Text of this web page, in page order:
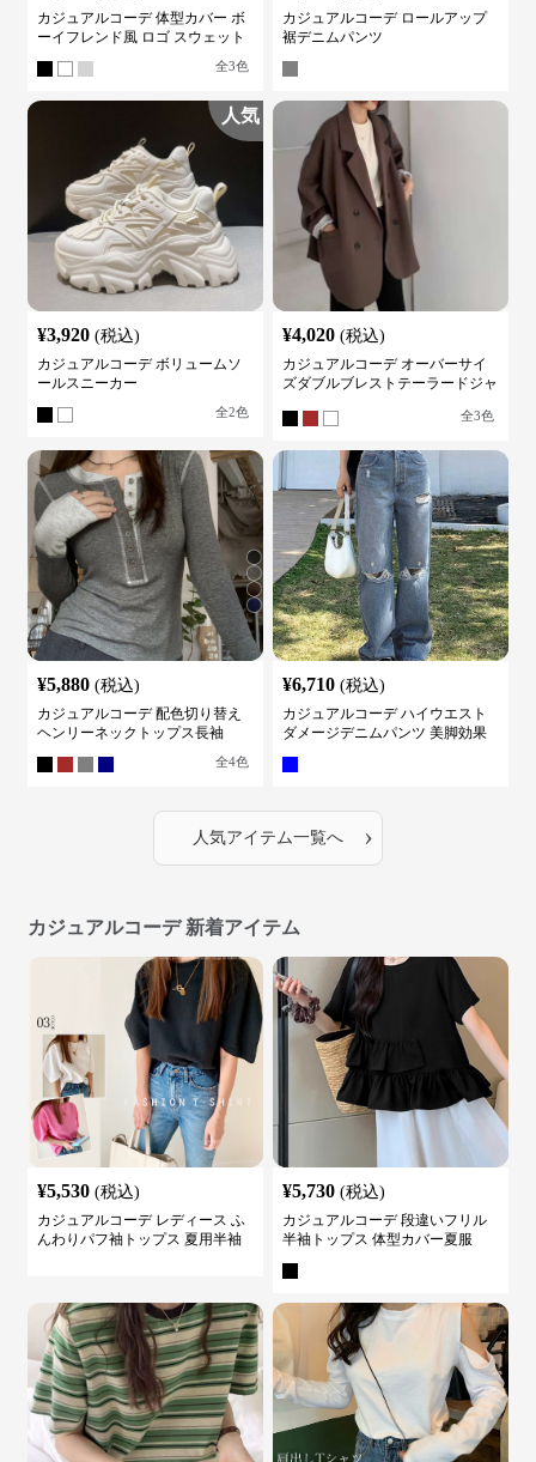
カジュアルコーデ 体型カバー ボ
ーイフレンド風 ロゴ スウェット
全3色
カジュアルコーデ ロールアップ
裾デニムパンツ
人気
¥3,920 (税込)
カジュアルコーデ ボリュームソ
ールスニーカー
全2色
¥4,020 (税込)
カジュアルコーデ オーバーサイ
ズダブルブレストテーラードジャ
全3色
¥5,880 (税込)
カジュアルコーデ 配色切り替え
ヘンリーネックトップス長袖
全4色
¥6,710 (税込)
カジュアルコーデ ハイウエスト
ダメージデニムパンツ 美脚効果
人気アイテム一覧へ ›
カジュアルコーデ 新着アイテム
¥5,530 (税込)
カジュアルコーデ レディース ふ
んわりパフ袖トップス 夏用半袖
¥5,730 (税込)
カジュアルコーデ 段違いフリル
半袖トップス 体型カバー夏服